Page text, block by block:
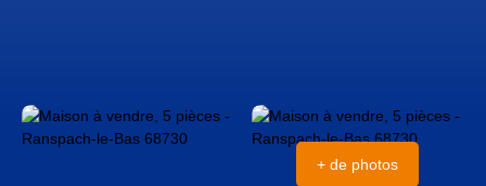
+ de photos